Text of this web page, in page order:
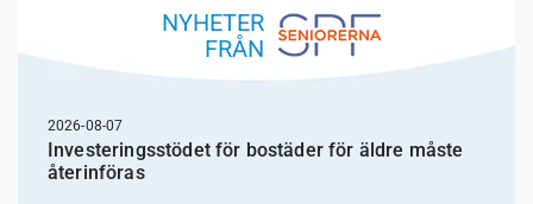
NYHETER
FRÅN
2026-08-07
Investeringsstödet för bostäder för äldre måste
återinföras